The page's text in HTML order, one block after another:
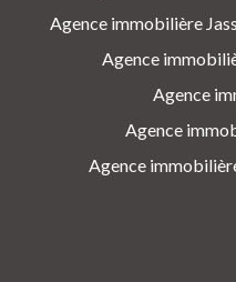
Agence immobilière
Agence
Agence
Agence
Agence